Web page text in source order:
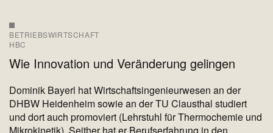
BETRIEBSWIRTSCHAFT
HBC
Wie Innovation und Veränderung gelingen
Dominik Bayerl hat Wirtschaftsingenieurwesen an der
DHBW Heidenheim sowie an der TU Clausthal studiert
und dort auch promoviert (Lehrstuhl für Thermochemie und